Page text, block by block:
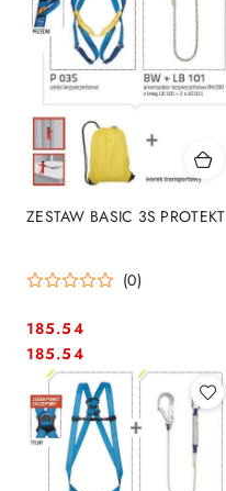
ZESTAW BASIC 3S PROTEKT
(0)
Cena:
185.54
Cena:
185.54